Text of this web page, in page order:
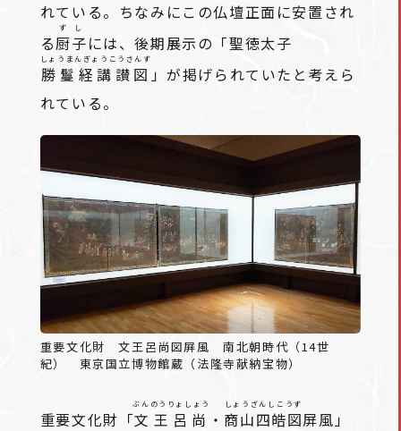
れている。ちなみにこの仏壇正面に安置され
る厨子
ずし
には、後期展示の「聖徳太子
勝鬘経講讃図
しょうまんぎょうこうさんず
」が掲げられていたと考えら
れている。
重要文化財 文王呂尚図屛風 南北朝時代（14世
紀） 東京国立博物館蔵（法隆寺献納宝物）
重要文化財「文王呂尚
ぶんのうりょしょう
・ 商山四皓図
しょうざんしこうず
屏風」